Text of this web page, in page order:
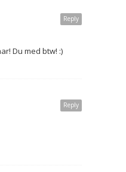
Reply
Du med btw! :)
Reply